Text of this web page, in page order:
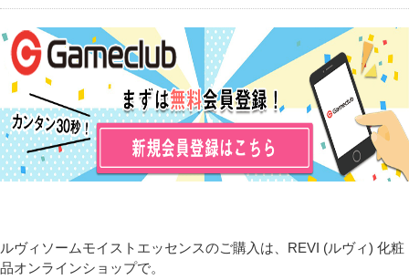
ルヴィソームモイストエッセンスのご購入は、REVI (ルヴィ) 化粧
品オンラインショップで。